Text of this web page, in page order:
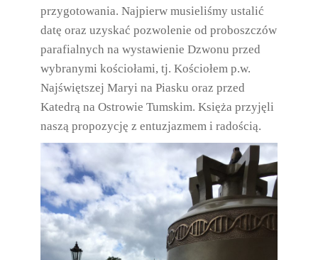
przygotowania. Najpierw musieliśmy ustalić
datę oraz uzyskać pozwolenie od proboszczów
parafialnych na wystawienie Dzwonu przed
wybranymi kościołami, tj. Kościołem p.w.
Najświętszej Maryi na Piasku oraz przed
Katedrą na Ostrowie Tumskim. Księża przyjęli
naszą propozycję z entuzjazmem i radością.